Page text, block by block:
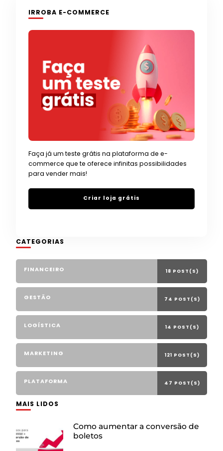
IRROBA E-COMMERCE
Faça já um teste grátis na plataforma de e-
commerce que te oferece infinitas possibilidades
para vender mais!
Criar loja grátis
CATEGORIAS
FINANCEIRO 18 POST(S)
GESTÃO 74 POST(S)
LOGÍSTICA 14 POST(S)
MARKETING 121 POST(S)
PLATAFORMA 47 POST(S)
MAIS LIDOS
Como aumentar a conversão de
boletos